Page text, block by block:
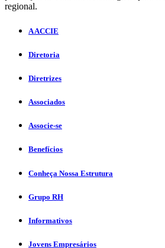
regional.
A ACCIE
Diretoria
Diretrizes
Associados
Associe-se
Benefícios
Conheça Nossa Estrutura
Grupo RH
Informativos
Jovens Empresários